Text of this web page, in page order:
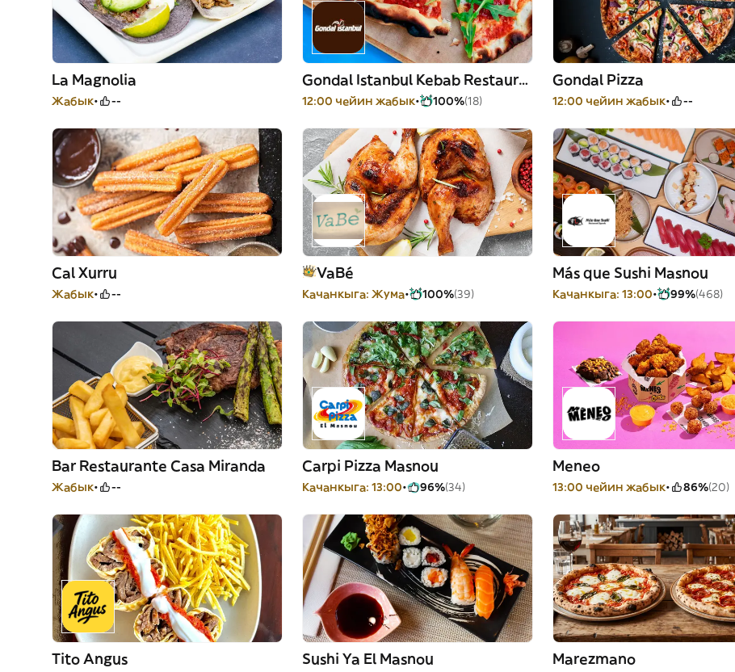
La Magnolia
Жабык --
Gondal Istanbul Kebab Restaurant
12:00 чейин жабык 100%(18)
Gondal Pizza
12:00 чейин жабык --
Cal Xurru
Жабык --
VaBé
Качанкыга: Жума 100%(39)
Más que Sushi Masnou
Качанкыга: 13:00 99%(468)
Bar Restaurante Casa Miranda
Жабык --
Carpi Pizza Masnou
Качанкыга: 13:00 96%(34)
Meneo
13:00 чейин жабык 86%(20)
Tito Angus Sushi Ya El Masnou Marezmano